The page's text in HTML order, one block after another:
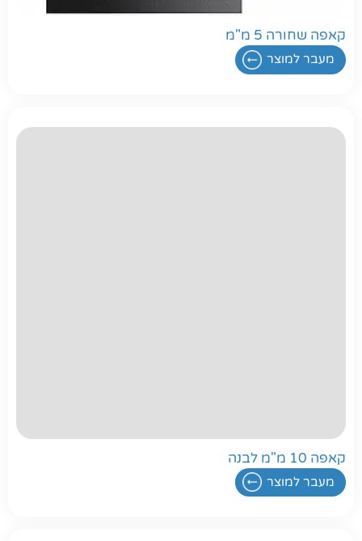
קאפה שחורה 5 מ"מ
מעבר למוצר
קאפה 10 מ"מ לבנה
מעבר למוצר